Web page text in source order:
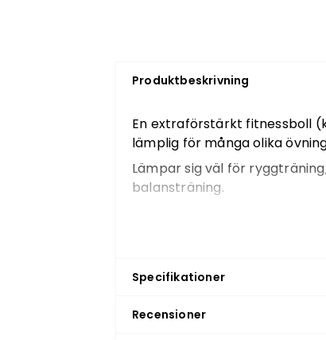
Produktbeskrivning
En extraförstärkt fitnessboll
lämplig för många olika
Lämpar sig väl för
balansträning.
Diameter: 65 cm (passar
Tillverkad i förstärkt PVC
Specifikationer
Recensioner